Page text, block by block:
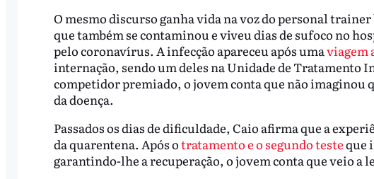
O mesmo discurso ganha vida na voz do personal
que também se contaminou e viveu dias de sufoco no
pelo coronavírus. A infecção apareceu após umaviagem
internação, sendo um deles na Unidade de Tratamento
competidor premiado, o jovem conta que não imaginou
da doença.
Passados os dias de dificuldade, Caio afirma que a
da quarentena. Após otratamento e o segundo testeque
garantindo-lhe a recuperação, o jovem conta que veio a